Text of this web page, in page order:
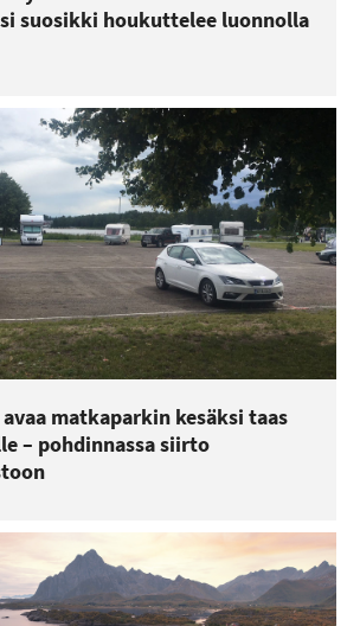
suosikki houkuttelee luonnolla
matkaparkin kesäksi taas
– pohdinnassa siirto